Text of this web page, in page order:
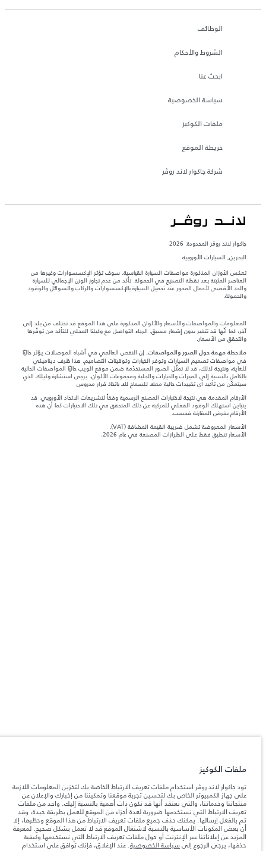
الوظائف
الشروط والأحكام
ابحث عنا
سياسة الخصوصية
ملفات الكوكيز
خريطة الموقع
شركة جاكوار لاند روڤر
جاكوار لاند روڨر المحدودة: 2026
البحرين, السيارات الأوروبية
تعكس الأوزان المذكورة مواصفات السيارة القياسية. سوف تؤثر الإكسسوارات وغيرها من
العناصر المثبتة بعد نقطة التصنيع في الحمولة. تأكد من عدم تجاوز الوزن الإجمالي للسيارة
والحد الأقصى لأحمال المحور عند تحميل السيارة بالإكسسوارات والركاب والسوائل والوقود
والحمولة.
المعلومات والمواصفات والأسعار والألوان المذكورة على هذا الموقع قد تختلف من بلد إلى
آخر، كما أنّها قد تتغير بدون إشعار مسبق. الرجاء التواصل مع وكيلنا المحلي للتأكد من توفّرها
والتحقق من الأسعار.
ملاحظة مهمة حول الصور والمواصفات. إن النقص العالمي في أشباه الموصلات يؤثر حاليًا
في مواصفات تصميم السيارات وتوفر الخيارات وتوقيتات التصاميم. هذا ظرف ديناميكي
للغاية، ونتيجة لذلك، قد لا تمثّل الصور المستخدَمة ضمن موقع الويب حاليًا المواصفات الحالية
بالكامل بالنسبة إلى الميزات والخيارات والحلية ومجموعات الألوان. يرجى استشارة وكيلك الذي
سيتمكّن من تأكيد أي تقييدات حالية معك للسماح لك باتخاذ قرار مدروس
الأرقام المقدمة هي نتيجة لاختبارات المصنع الرسمية وفقاً لتشريعات الاتحاد الأوروبي. قد
يتباين استهلك الوقود الفعلي للمركبة عن ذلك المتحقق في تلك الاختبارات كما أن هذه
الأرقام بغرض المقارنة فحسب.
الأسعار المعروضة تشمل ضريبة القيمة المضافة (VAT).
الأسعار تنطبق فقط على الطرازات المصنعة في عام 2026.‎‎‎
ملفات الكوكيز
تود جاكوار لاند روڤر استخدام ملفات تعريف الارتباط الخاصة بك لتخزين المعلومات اللازمة
على جهاز الكمبيوتر الخاص بك لتحسين تجربة موقعنا وتمكيننا من إخبارك والإعلان عن
منتجاتنا وخدماتنا، والتي نعتقد أنها قد تكون ذات أهمية بالنسبة إليك. واحد من ملفات
تعريف الارتباط التي نستخدمها ضرورية لعدة أجزاء من الموقع للعمل بطريقة جيدة، وقد
تم بالفعل إرسالها. يمكنك حذف جميع ملفات تعريف الارتباط من هذا الموقع وحظرها، إلا
أن بعض المكونات الأساسية بالنسبة لاشتغال الموقع قد لا تعمل بشكل صحيح. لمعرفة
المزيد عن إعلاناتنا عبر الإنترنت أو حول ملفات تعريف الارتباط التي نستخدمها وكيفية
حذفها، يرجى الرجوع إلى سياسة الخصوصية. عند الإغلاق، فإنك توافق على استخدام